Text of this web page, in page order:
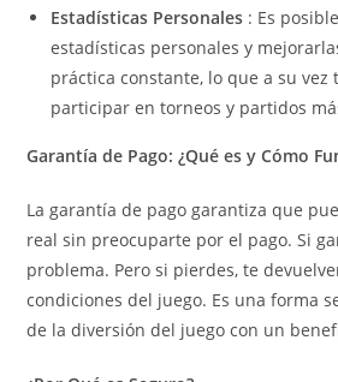
Estadísticas Personales : Es
estadísticas personales y
práctica constante, lo que a su vez
participar en torneos y partidos
Garantía de Pago: ¿Qué es y Cómo
La garantía de pago garantiza que
real sin preocuparte por el pago. Si
problema. Pero si pierdes, te
condiciones del juego. Es una forma
de la diversión del juego con un